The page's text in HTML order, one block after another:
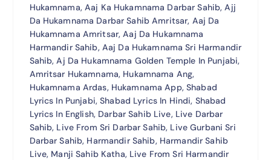
Hukamnama, Aaj Ka Hukamnama Darbar Sahib, Ajj
Da Hukamnama Darbar Sahib Amritsar, Aaj Da
Hukamnama Amritsar, Aaj Da Hukamnama
Harmandir Sahib, Aaj Da Hukamnama Sri Harmandir
Sahib, Aj Da Hukamnama Golden Temple In Punjabi,
Amritsar Hukamnama, Hukamnama Ang,
Hukamnama Ardas, Hukamnama App, Shabad
Lyrics In Punjabi, Shabad Lyrics In Hindi, Shabad
Lyrics In English, Darbar Sahib Live, Live Darbar
Sahib, Live From Sri Darbar Sahib, Live Gurbani Sri
Darbar Sahib, Harmandir Sahib, Harmandir Sahib
Live, Manji Sahib Katha, Live From Sri Harmandir